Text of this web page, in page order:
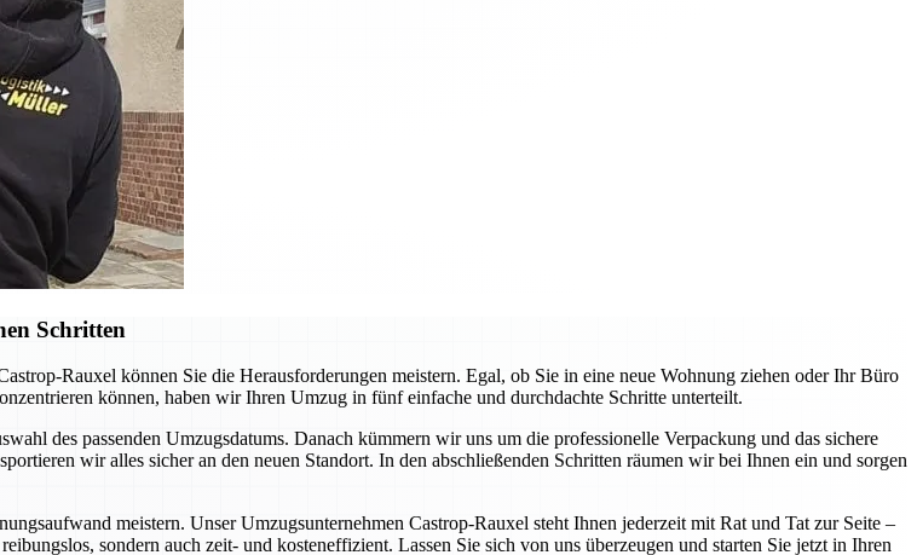
Schritten
Rauxel können Sie die Herausforderungen meistern. Egal, ob Sie in eine neue Wohnung ziehen oder Ihr Büro
können, haben wir Ihren Umzug in fünf einfache und durchdachte Schritte unterteilt.
des passenden Umzugsdatums. Danach kümmern wir uns um die professionelle Verpackung und das sichere
wir alles sicher an den neuen Standort. In den abschließenden Schritten räumen wir bei Ihnen ein und sorgen
meistern. Unser Umzugsunternehmen Castrop-Rauxel steht Ihnen jederzeit mit Rat und Tat zur Seite –
sondern auch zeit- und kosteneffizient. Lassen Sie sich von uns überzeugen und starten Sie jetzt in Ihren